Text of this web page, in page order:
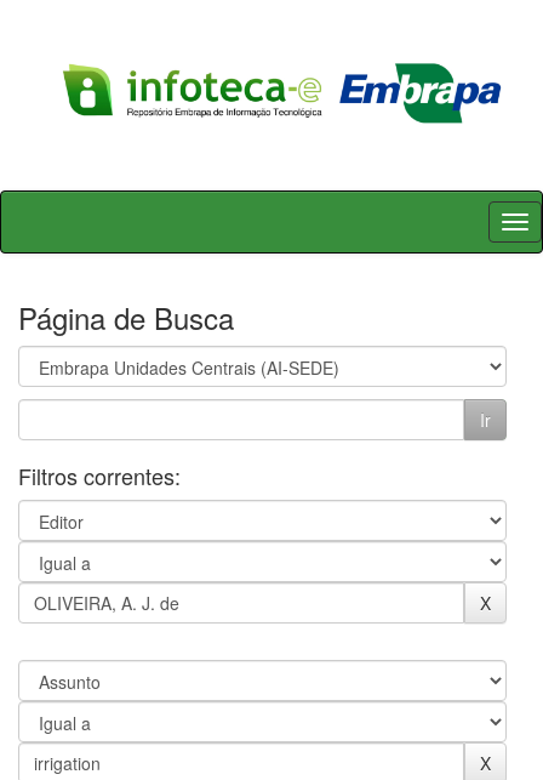
Skip
Página de Busca
Filtros correntes: